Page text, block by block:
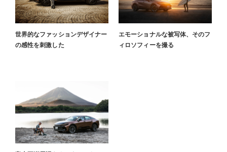
世界的なファッションデザイナー
の感性を刺激した
エモーショナルな被写体、そのフ
ィロソフィーを撮る